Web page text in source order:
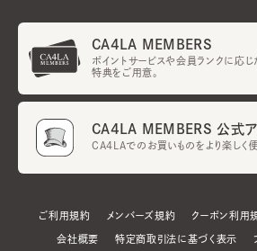
CA4LA MEMBERS
ポイントサービスや会員ランクに応じ
特典をご用意。
CA4LA MEMBERS 公式ア
CA4LAでのお買いものをより楽しく
ご利用規約 メンバーズ規約 クーポン利用
会社概要 特定商取引法に基づく表示